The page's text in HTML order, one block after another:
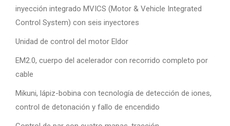
inyección integrado MVICS (Motor & Vehicle Integrated
Control System) con seis inyectores
Unidad de control del motor Eldor
EM2.0, cuerpo del acelerador con recorrido completo por
cable
Mikuni, lápiz-bobina con tecnología de detección de iones,
control de detonación y fallo de encendido